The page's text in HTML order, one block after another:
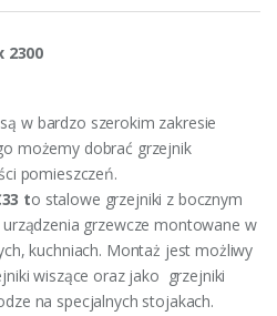
2300
w bardzo szerokim zakresie
możemy dobrać grzejnik
pomieszczeń.
to stalowe grzejniki z bocznym
grzewcze montowane w
kuchniach. Montaż jest możliwy
wiszące oraz jako grzejniki
na specjalnych stojakach.